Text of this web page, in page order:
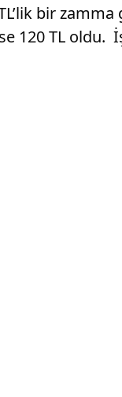
bir
120 TL oldu.